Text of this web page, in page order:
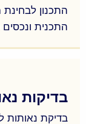
התכנון
התכנית
למתנגדים
התכנית
בדיקות
בדיקת נאותות